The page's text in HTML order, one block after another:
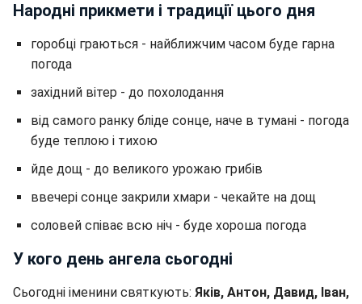
Народні прикмети і традиції цього дня
горобці граються - найближчим часом буде гарна
погода
західний вітер - до похолодання
від самого ранку бліде сонце, наче в тумані - погода
буде теплою і тихою
йде дощ - до великого урожаю грибів
ввечері сонце закрили хмари - чекайте на дощ
соловей співає всю ніч - буде хороша погода
У кого день ангела сьогодні
Сьогодні іменини святкують: Яків, Антон, Давид, Іван,